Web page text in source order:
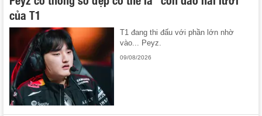
của T1
T1 đang thi đấu với phần lớn nhờ
vào... Peyz.
09/08/2026